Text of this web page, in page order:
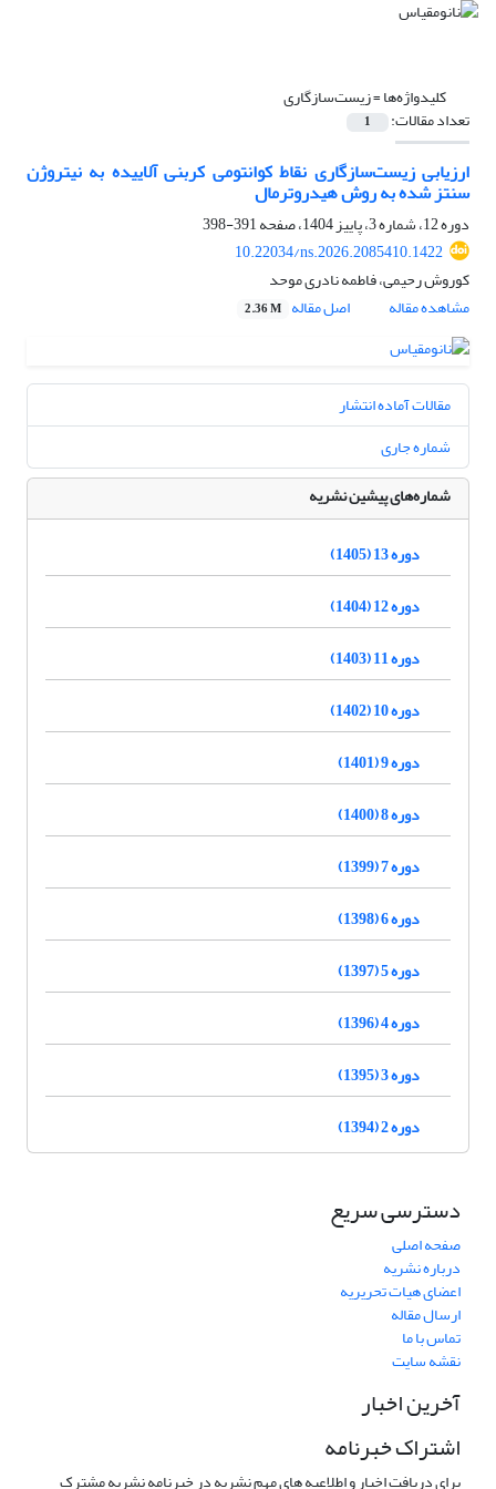
کلیدواژه‌ها =زیست‌سازگاری
تعداد مقالات: 1
ارزیابی زیست‌سازگاری نقاط کوانتومی کربنی آلاییده به نیتروژن
سنتز شده به روش هیدروترمال
دوره 12، شماره 3، پاییز 1404، صفحه
391-398
10.22034/ns.2026.2085410.1422
کوروش رحیمی، فاطمه نادری موحد
مشاهده مقاله
اصل مقاله 2.36 M
مقالات آماده انتشار
شماره جاری
شماره‌های پیشین نشریه
دوره 13 (1405)
دوره 12 (1404)
دوره 11 (1403)
دوره 10 (1402)
دوره 9 (1401)
دوره 8 (1400)
دوره 7 (1399)
دوره 6 (1398)
دوره 5 (1397)
دوره 4 (1396)
دوره 3 (1395)
دوره 2 (1394)
دسترسی سریع
صفحه اصلی
درباره نشریه
اعضای هیات تحریریه
ارسال مقاله
تماس با ما
نقشه سایت
آخرین اخبار
اشتراک خبرنامه
برای دریافت اخبار و اطلاعیه های مهم نشریه در خبرنامه نشریه مشترک